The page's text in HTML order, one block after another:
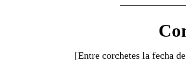
[Entre corchetes la fecha